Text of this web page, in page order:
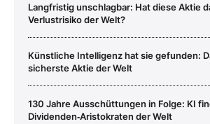
Langfristig unschlagbar: Hat diese Aktie
Verlustrisiko der Welt?
Künstliche Intelligenz hat sie gefunden:
sicherste Aktie der Welt
130 Jahre Ausschüttungen in Folge: KI
Dividenden‑Aristokraten der Welt